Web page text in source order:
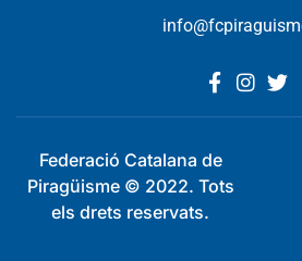
Federació Catalana de
Piragüisme © 2022. Tots
els drets reservats.